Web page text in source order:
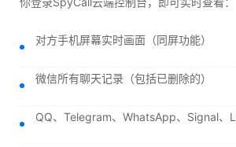
对方手机屏幕实时画面（同屏功能）
微信所有聊天记录（包括已删除的）
QQ、Telegram、WhatsApp、Signal、